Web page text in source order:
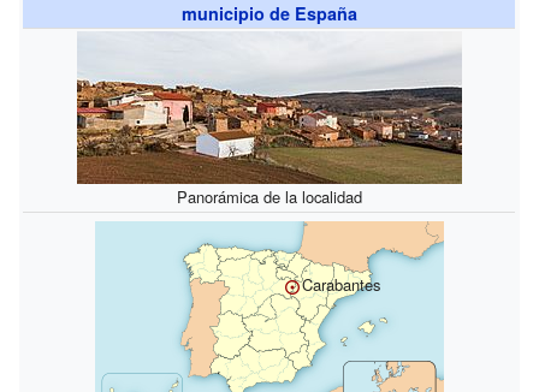
municipio de España
Panorámica de la localidad
Carabantes